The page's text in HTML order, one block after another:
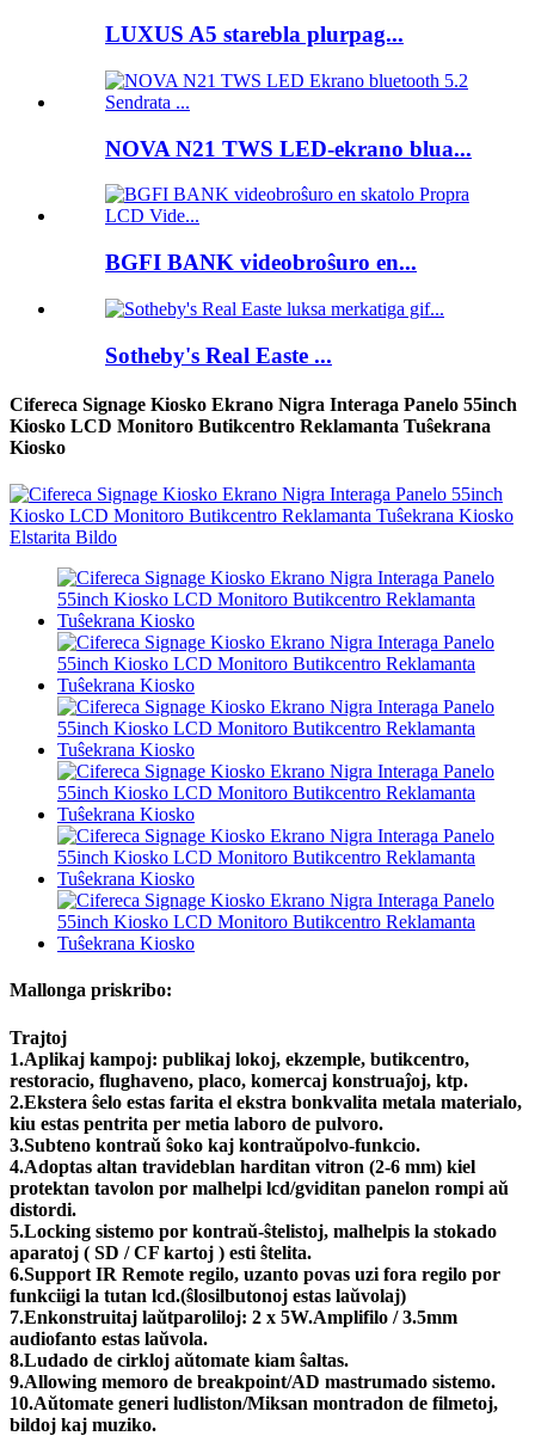
LUXUS A5 starebla plurpag...
NOVA N21 TWS LED-ekrano blua...
BGFI BANK videobroŝuro en...
Sotheby's Real Easte ...
Cifereca Signage Kiosko Ekrano Nigra Interaga Panelo 55inch
Kiosko LCD Monitoro Butikcentro Reklamanta Tuŝekrana
Kiosko
Mallonga priskribo:
Trajtoj
1.Aplikaj kampoj: publikaj lokoj, ekzemple, butikcentro,
restoracio, flughaveno, placo, komercaj konstruaĵoj, ktp.
2.Ekstera ŝelo estas farita el ekstra bonkvalita metala materialo,
kiu estas pentrita per metia laboro de pulvoro.
3.Subteno kontraŭ ŝoko kaj kontraŭpolvo-funkcio.
4.Adoptas altan travideblan harditan vitron (2-6 mm) kiel
protektan tavolon por malhelpi lcd/gviditan panelon rompi aŭ
distordi.
5.Locking sistemo por kontraŭ-ŝtelistoj, malhelpis la stokado
aparatoj ( SD / CF kartoj ) esti ŝtelita.
6.Support IR Remote regilo, uzanto povas uzi fora regilo por
funkciigi la tutan lcd.(ŝlosilbutonoj estas laŭvolaj)
7.Enkonstruitaj laŭtparoliloj: 2 x 5W.Amplifilo / 3.5mm
audiofanto estas laŭvola.
8.Ludado de cirkloj aŭtomate kiam ŝaltas.
9.Allowing memoro de breakpoint/AD mastrumado sistemo.
10.Aŭtomate generi ludliston/Miksan montradon de filmetoj,
bildoj kaj muziko.